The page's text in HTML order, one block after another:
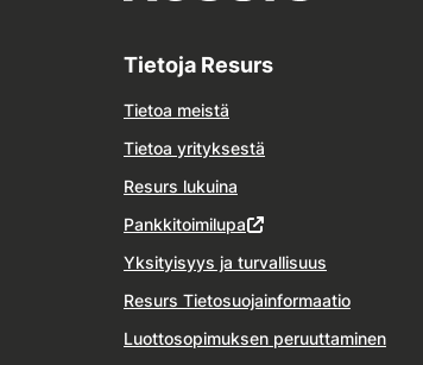
Tietoja Resurs
Tietoa meistä
Tietoa yrityksestä
Resurs lukuina
Pankkitoimilupa
Yksityisyys ja turvallisuus
Resurs Tietosuojainformaatio
Luottosopimuksen peruuttaminen